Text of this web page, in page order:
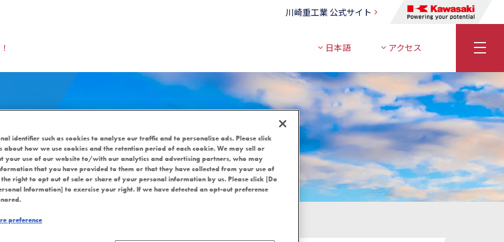
川崎重工業 公式サイト
日本語 アクセス
identifier such as cookies to analyze our traffic and to personalize ads. Please click
about how we use cookies and the retention period of each cookie. We may sell or
your use of our website to/with our analytics and advertising partners, who may
that you have provided to them or that they have collected from your use of
the right to opt out of sale or share of your personal information by us. Please click [Do
Information] to exercise your right. If we have detected an opt-out preference
preference